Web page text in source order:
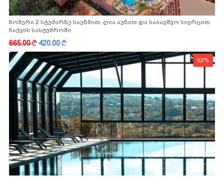
ნომერი 2 სტუმარზე საუზმით, ღია აუზით და საბავშვო სივრცით
ჩაქვის სასტუმროში
665.00k 420.00k
52%